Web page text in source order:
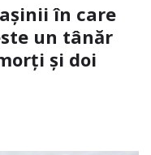
în care
un tânăr
și doi